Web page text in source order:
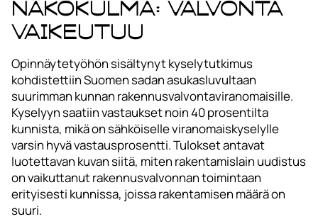
näkökulma: valvonta
vaikeutuu
Opinnäytetyöhön sisältynyt kyselytutkimus
kohdistettiin Suomen sadan asukasluvultaan
suurimman kunnan rakennusvalvontaviranomaisille.
Kyselyyn saatiin vastaukset noin 40 prosentilta
kunnista, mikä on sähköiselle viranomaiskyselylle
varsin hyvä vastausprosentti. Tulokset antavat
luotettavan kuvan siitä, miten rakentamislain uudistus
on vaikuttanut rakennusvalvonnan toimintaan
erityisesti kunnissa, joissa rakentamisen määrä on
suuri.